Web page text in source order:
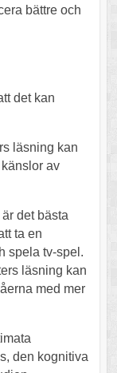
bättre och
det kan
läsning kan
av
det bästa
ta en
spela tv-spel.
läsning kan
med mer
den kognitiva